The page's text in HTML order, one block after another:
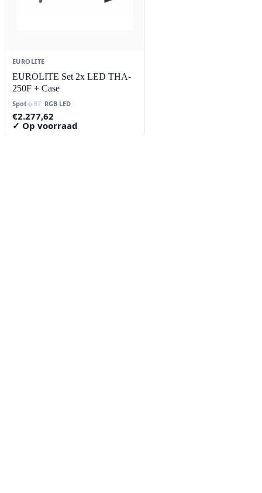
EUROLITE
EUROLITE Set 2x LED THA-
250F + Case
Spot RGB LED
€2.277,62
✓ Op voorraad